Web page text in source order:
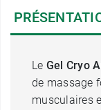
Le Gel Cryo
de massage
musculaires